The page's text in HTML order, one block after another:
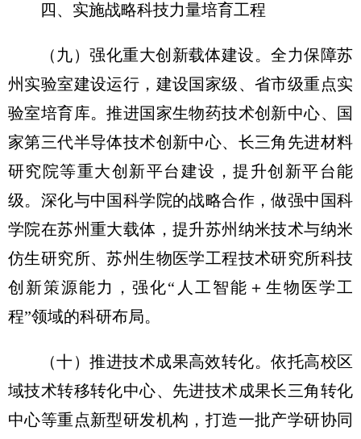
四、实施战略科技力量培育工程
（九）强化重大创新载体建设。全力保障苏
州实验室建设运行，建设国家级、省市级重点实
验室培育库。推进国家生物药技术创新中心、国
家第三代半导体技术创新中心、长三角先进材料
研究院等重大创新平台建设，提升创新平台能
级。深化与中国科学院的战略合作，做强中国科
学院在苏州重大载体，提升苏州纳米技术与纳米
仿生研究所、苏州生物医学工程技术研究所科技
创新策源能力，强化“人工智能＋生物医学工
程”领域的科研布局。
（十）推进技术成果高效转化。依托高校区
域技术转移转化中心、先进技术成果长三角转化
中心等重点新型研发机构，打造一批产学研协同